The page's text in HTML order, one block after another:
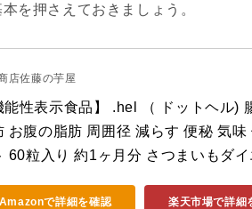
を押さえておきましょう。
店佐藤の芋屋
能性表示食品】 .hel （ ドットヘル)
お腹の脂肪 周囲径 減らす 便秘 気
60粒入り 約1ヶ月分 さつまいもダイ
Amazonで詳細を確認 楽天市場で詳細